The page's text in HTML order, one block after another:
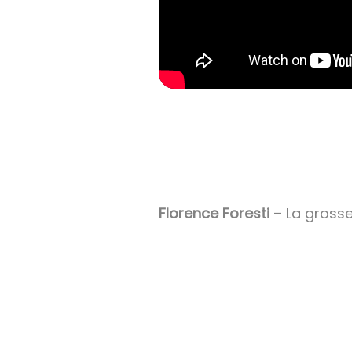
Florence Foresti – La